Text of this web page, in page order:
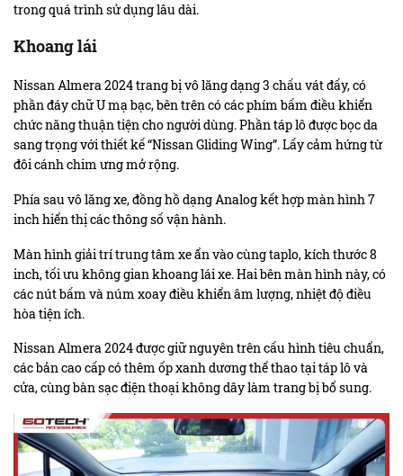
trong quá trình sử dụng lâu dài.
Khoang lái
Nissan Almera 2024 trang bị vô lăng dạng 3 chấu vát đấy, có
phần đáy chữ U mạ bạc, bên trên có các phím bấm điều khiển
chức năng thuận tiện cho người dùng. Phần táp lô được bọc da
sang trọng với thiết kế “Nissan Gliding Wing”. Lấy cảm hứng từ
đôi cánh chim ưng mở rộng.
Phía sau vô lăng xe, đồng hồ dạng Analog kết hợp màn hình 7
inch hiển thị các thông số vận hành.
Màn hình giải trí trung tâm xe ẩn vào cùng taplo, kích thước 8
inch, tối ưu không gian khoang lái xe. Hai bên màn hình này, có
các nút bấm và núm xoay điều khiển âm lượng, nhiệt độ điều
hòa tiện ích.
Nissan Almera 2024 được giữ nguyên trên cấu hình tiêu chuẩn,
các bản cao cấp có thêm ốp xanh dương thể thao tại táp lô và
cửa, cùng bàn sạc điện thoại không dây làm trang bị bổ sung.